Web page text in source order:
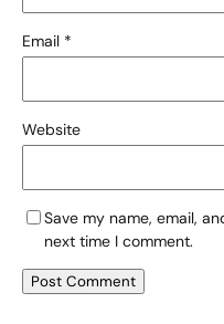
Email *
Website
Save my name, email,
next time I comment.